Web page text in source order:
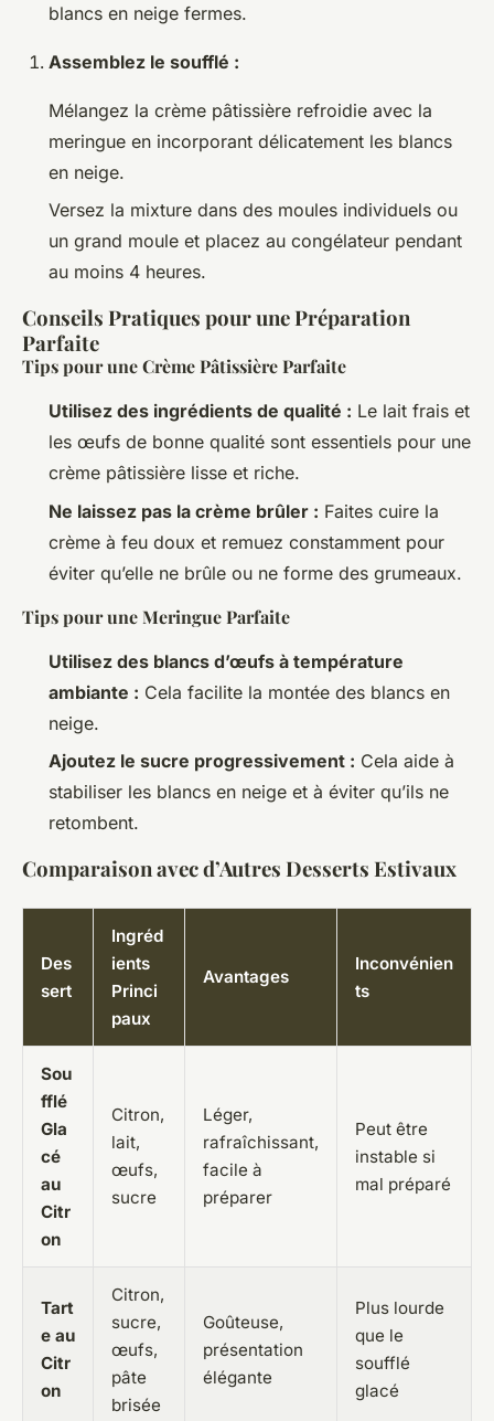
blancs en neige fermes.
Assemblez le soufflé :
Mélangez la crème pâtissière refroidie avec la
meringue en incorporant délicatement les blancs
en neige.
Versez la mixture dans des moules individuels ou
un grand moule et placez au congélateur pendant
au moins 4 heures.
Conseils Pratiques pour une Préparation
Parfaite
Tips pour une Crème Pâtissière Parfaite
Utilisez des ingrédients de qualité : Le lait frais et
les œufs de bonne qualité sont essentiels pour une
crème pâtissière lisse et riche.
Ne laissez pas la crème brûler : Faites cuire la
crème à feu doux et remuez constamment pour
éviter qu’elle ne brûle ou ne forme des grumeaux.
Tips pour une Meringue Parfaite
Utilisez des blancs d’œufs à température
ambiante : Cela facilite la montée des blancs en
neige.
Ajoutez le sucre progressivement : Cela aide à
stabiliser les blancs en neige et à éviter qu’ils ne
retombent.
Comparaison avec d’Autres Desserts Estivaux
Des
sert
Ingréd
ients
Princi
paux
Avantages
Inconvénien
ts
Sou
fflé
Gla
cé
au
Citr
on
Citron,
lait,
œufs,
sucre
Léger,
rafraîchissant,
facile à
préparer
Peut être
instable si
mal préparé
Tart
e au
Citr
on
Citron,
sucre,
œufs,
pâte
brisée
Goûteuse,
présentation
élégante
Plus lourde
que le
soufflé
glacé